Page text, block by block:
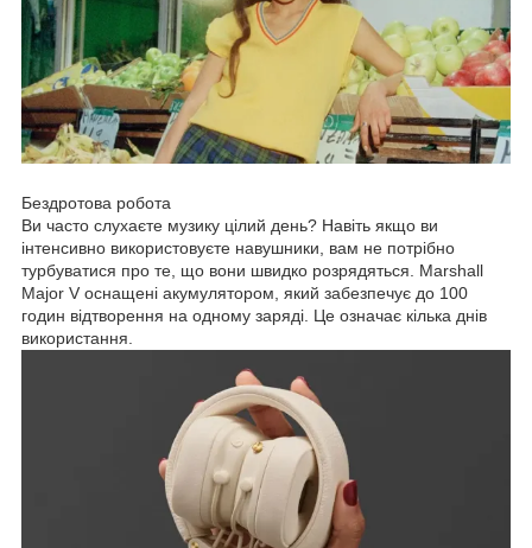
Бездротова робота
Ви часто слухаєте музику цілий день? Навіть якщо ви
інтенсивно використовуєте навушники, вам не потрібно
турбуватися про те, що вони швидко розрядяться. Marshall
Major V оснащені акумулятором, який забезпечує до 100
годин відтворення на одному заряді. Це означає кілька днів
використання.